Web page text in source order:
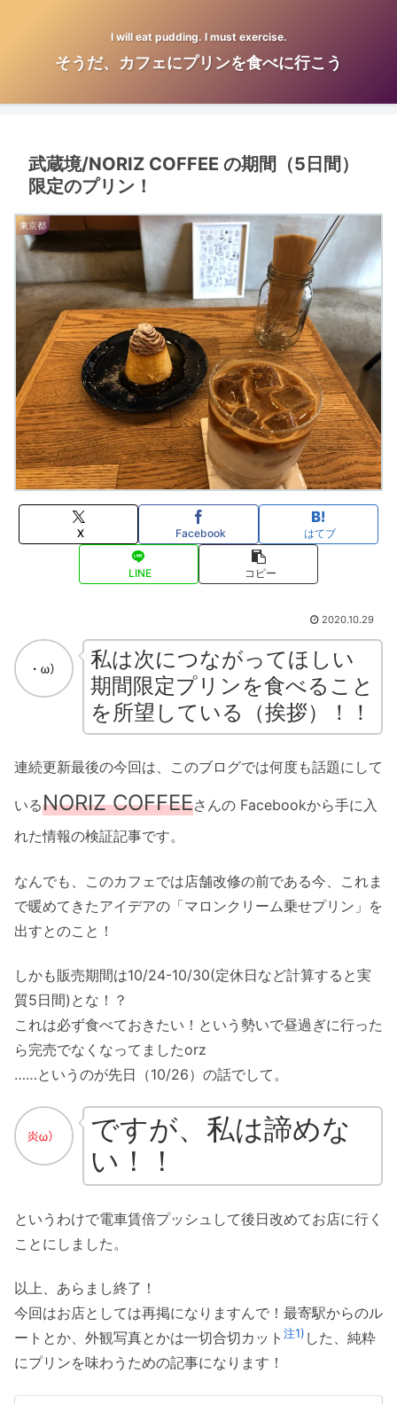
I will eat pudding. I must exercise.
そうだ、カフェにプリンを食べに行こう
武蔵境/NORIZ COFFEE の期間（5日間）
限定のプリン！
東京都
X Facebook はてブ
LINE コピー
2020.10.29
私は次につながってほしい
期間限定プリンを食べること
を所望している（挨拶）！！
連続更新最後の今回は、このブログでは何度も話題にして
いるNORIZ COFFEEさんの Facebookから手に入
れた情報の検証記事です。
なんでも、このカフェでは店舗改修の前である今、これま
で暖めてきたアイデアの「マロンクリーム乗せプリン」を
出すとのこと！
しかも販売期間は10/24-10/30(定休日など計算すると実
質5日間)とな！？
これは必ず食べておきたい！という勢いで昼過ぎに行った
ら完売でなくなってましたorz
……というのが先日（10/26）の話でして。
ですが、私は諦めな
い！！
というわけで電車賃倍プッシュして後日改めてお店に行く
ことにしました。
以上、あらまし終了！
今回はお店としては再掲になりますんで！最寄駅からのル
ートとか、外観写真とかは一切合切カット 注1) した、純粋
にプリンを味わうための記事になります！